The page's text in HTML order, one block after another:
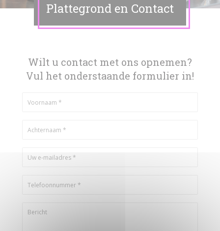
Plattegrond en Contact
Wilt u contact met ons opnemen?
Vul het onderstaande formulier in!